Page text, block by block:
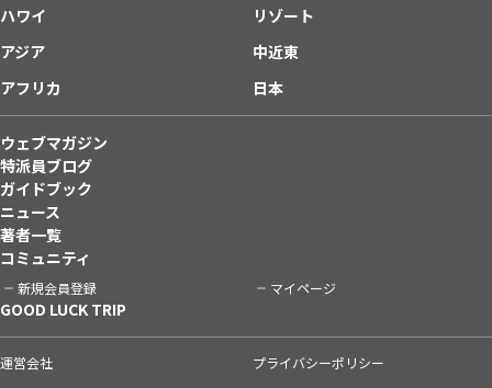
ハワイ
リゾート
アジア
中近東
アフリカ
日本
ウェブマガジン
特派員ブログ
ガイドブック
ニュース
著者一覧
コミュニティ
新規会員登録 マイページ
GOOD LUCK TRIP
運営会社
プライバシーポリシー